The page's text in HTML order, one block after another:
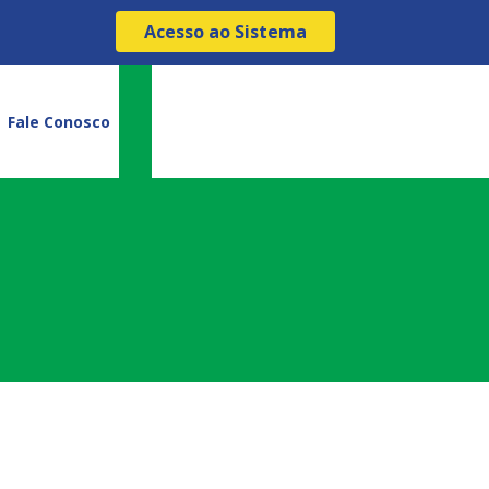
Acesso ao Sistema
Fale Conosco